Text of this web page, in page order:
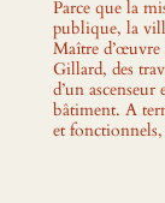
Parce que la
publique, la
Maître
Gillard, des
d’un
bâtiment. A
et fonctionnels,